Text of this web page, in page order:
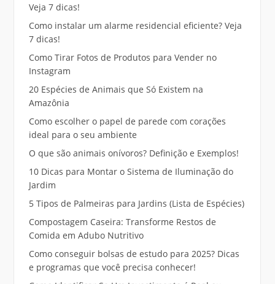
Veja 7 dicas!
Como instalar um alarme residencial eficiente? Veja
7 dicas!
Como Tirar Fotos de Produtos para Vender no
Instagram
20 Espécies de Animais que Só Existem na
Amazônia
Como escolher o papel de parede com corações
ideal para o seu ambiente
O que são animais onívoros? Definição e Exemplos!
10 Dicas para Montar o Sistema de Iluminação do
Jardim
5 Tipos de Palmeiras para Jardins (Lista de Espécies)
Compostagem Caseira: Transforme Restos de
Comida em Adubo Nutritivo
Como conseguir bolsas de estudo para 2025? Dicas
e programas que você precisa conhecer!